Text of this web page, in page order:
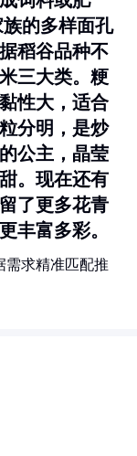
的多样面孔
稻谷品种不
三大类。粳
性大，适合
分明，是炒
公主，晶莹
。现在还有
了更多花青
丰富多彩。
需求精准匹配推